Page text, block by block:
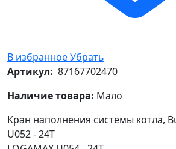
В избранноеУбрать
Артикул: 87167702470
Наличие товара: Мало
Кран наполнения системы котла,
U052 - 24T